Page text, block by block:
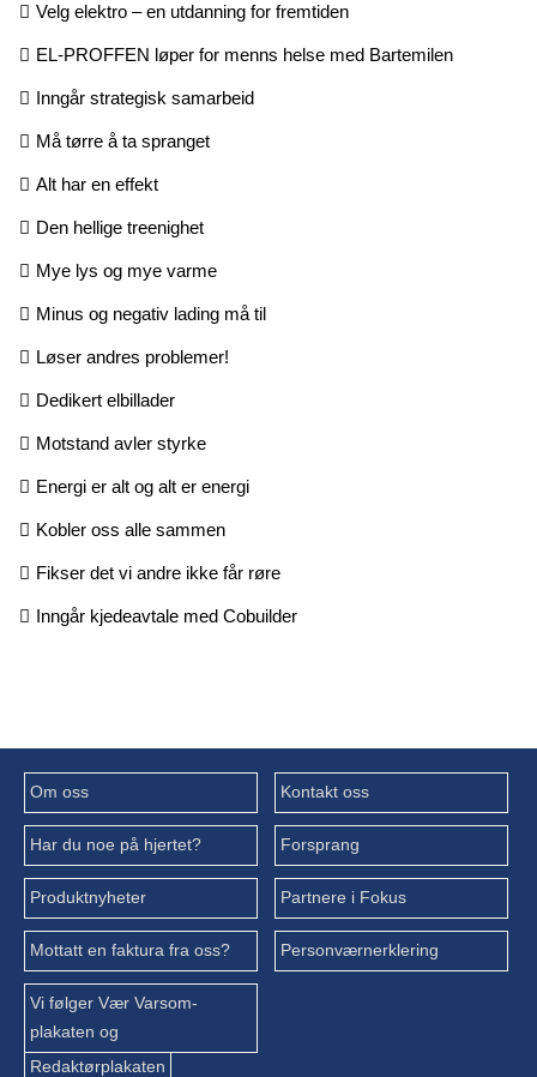
Velg elektro – en utdanning for fremtiden
EL-PROFFEN løper for menns helse med Bartemilen
Inngår strategisk samarbeid
Må tørre å ta spranget
Alt har en effekt
Den hellige treenighet
Mye lys og mye varme
Minus og negativ lading må til
Løser andres problemer!
Dedikert elbillader
Motstand avler styrke
Energi er alt og alt er energi
Kobler oss alle sammen
Fikser det vi andre ikke får røre
Inngår kjedeavtale med Cobuilder
Om oss Kontakt oss
Har du noe på hjertet? Forsprang
Produktnyheter Partnere i Fokus
Mottatt en faktura fra oss? Personværnerklering
Vi følger Vær Varsom-
plakaten og
Redaktørplakaten